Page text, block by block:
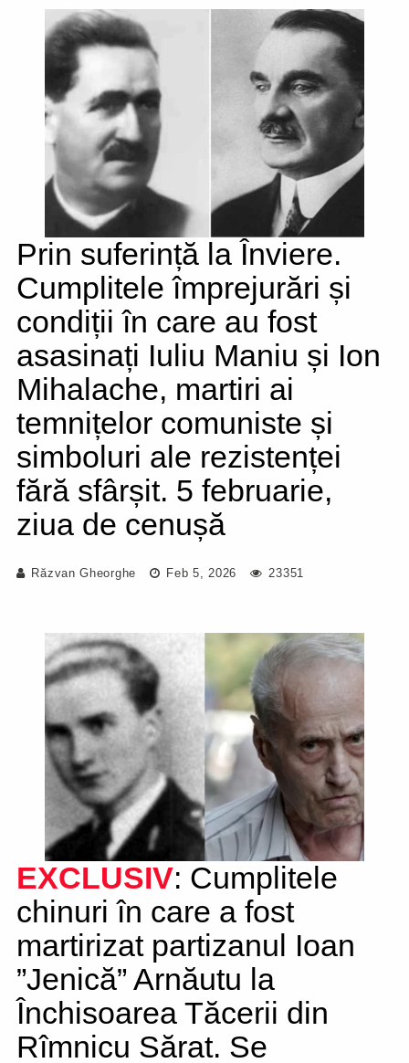
Prin suferință la Înviere.
Cumplitele împrejurări și
condiții în care au fost
asasinați Iuliu Maniu și Ion
Mihalache, martiri ai
temnițelor comuniste și
simboluri ale rezistenței
fără sfârșit. 5 februarie,
ziua de cenușă
Răzvan Gheorghe Feb 5, 2026 23351
EXCLUSIV: Cumplitele
chinuri în care a fost
martirizat partizanul Ioan
”Jenică” Arnăutu la
Închisoarea Tăcerii din
Rîmnicu Sărat. Se